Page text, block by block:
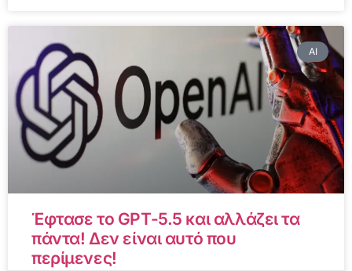
AI
Έφτασε το GPT-5.5 και αλλάζει τα
πάντα! Δεν είναι αυτό που
περίμενες!